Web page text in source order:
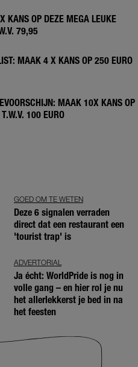
KANS OP DEZE MEGA LEUKE
79,95
MAAK 4 X KANS OP 250 EURO
MAAK 10X KANS OP
100 EURO
GOED OM TE WETEN
Deze 6 signalen verraden
direct dat een restaurant een
'tourist trap' is
ADVERTORIAL
Ja écht: WorldPride is nog in
volle gang – en hier rol je nu
het allerlekkerst je bed in na
het feesten